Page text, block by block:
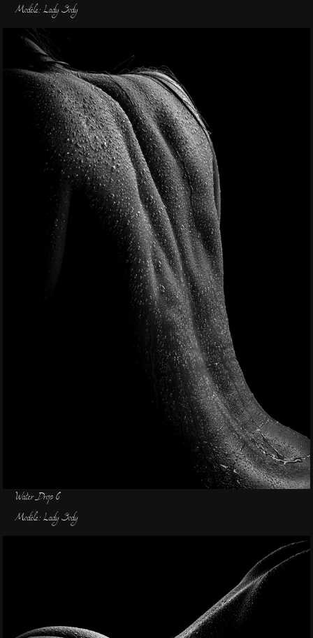
Modèle: Lady Body
Water Drop 6
Modèle: Lady Body